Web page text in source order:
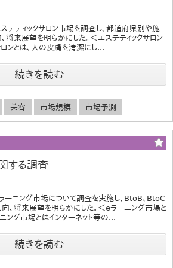
テティックサロン市場を調査し、都道府県別や施
来展望を明らかにした。＜エステティックサロン
ンとは、人の皮膚を清潔にし...
続きを読む
美容 市場規模 市場予測
する調査
ーニング市場について調査を実施し、BtoB、BtoC
、将来展望を明らかにした。＜eラーニング市場と
グ市場とはインターネット等の...
続きを読む